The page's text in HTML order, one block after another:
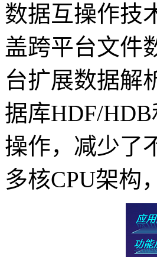
数据互操作技
盖跨平台文件
台扩展数据解
据库HDF/
操作，减少了
多核CPU架构